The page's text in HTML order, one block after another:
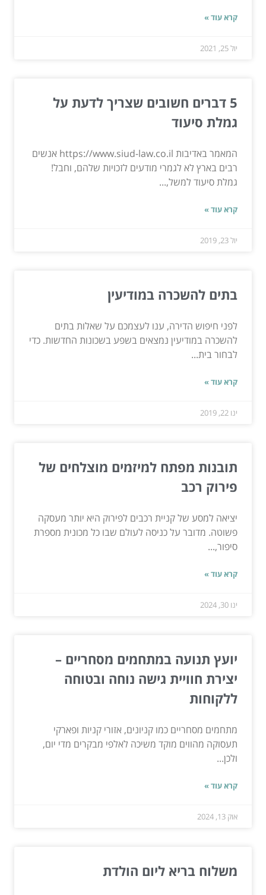
קרא עוד »
יול 25, 2021
5 דברים חשובים שצריך לדעת על
גמלת סיעוד
המאמר באדיבות https://www.siud-law.co.il אנשים
רבים בארץ לא לגמרי מודעים לזכויות שלהם, וחבל!
גמלת סיעוד למשל,...
קרא עוד »
יול 23, 2019
בתים להשכרה במודיעין
לפני חיפוש הדירה, ענו לעצמכם על שאלות בתים
להשכרה במודיעין נמצאים בשפע בשכונות החדשות. כדי
לבחור בית...
קרא עוד »
ינו 22, 2019
תובנות מפתח למיזמים מוצלחים של
פירוק רכב
יציאה למסע של קניית רכבים לפירוק היא יותר מעסקה
פשוטה. מדובר על כניסה לעולם שבו כל מכונית מספרת
סיפור,...
קרא עוד »
ינו 30, 2024
יועץ תנועה במתחמים מסחריים –
יצירת חוויית גישה נוחה ובטוחה
ללקוחות
מתחמים מסחריים כמו קניונים, אזורי קניות ופארקי
תעסוקה מהווים מוקד משיכה לאלפי מבקרים מדי יום,
ולכן...
קרא עוד »
אוק 13, 2024
משלוח בריא ליום הולדת